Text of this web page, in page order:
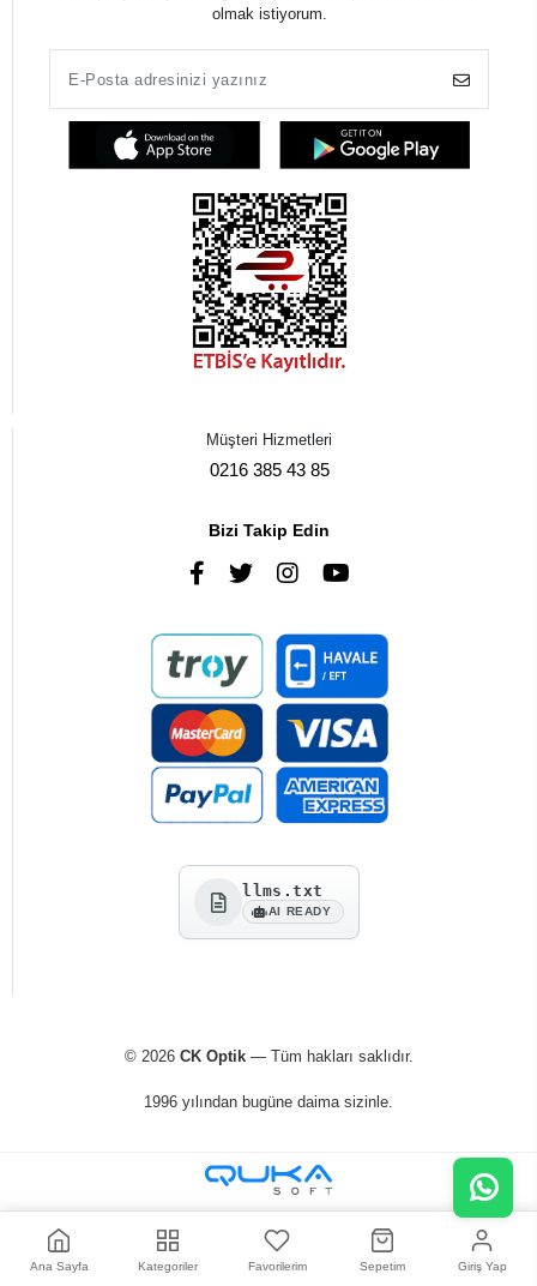
olmak istiyorum.
Müşteri Hizmetleri
0216 385 43 85
Bizi Takip Edin
llms.txt
AI READY
© 2026 CK Optik— Tüm hakları saklıdır.
1996 yılından bugüne daima sizinle.
Ana Sayfa Kategoriler Favorilerim Sepetim Giriş Yap